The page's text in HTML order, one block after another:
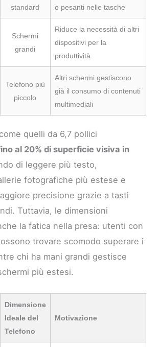
standard
o pesanti nelle tasche
Schermi
grandi
Riduce la necessità di altri
dispositivi per la
produttività
Telefono più
piccolo
Altri schermi gestiscono
già il consumo di contenuti
multimediali
quelli da 6,7 pollici
al 20% di superficie visiva in
di leggere più testo,
fotografiche più estese e
precisione grazie a tasti
Tuttavia, le dimensioni
la fatica nella presa: utenti con
trovare scomodo superare i
chi ha mani grandi gestisce
più estesi.
Dimensione
Ideale del
Telefono
Motivazione